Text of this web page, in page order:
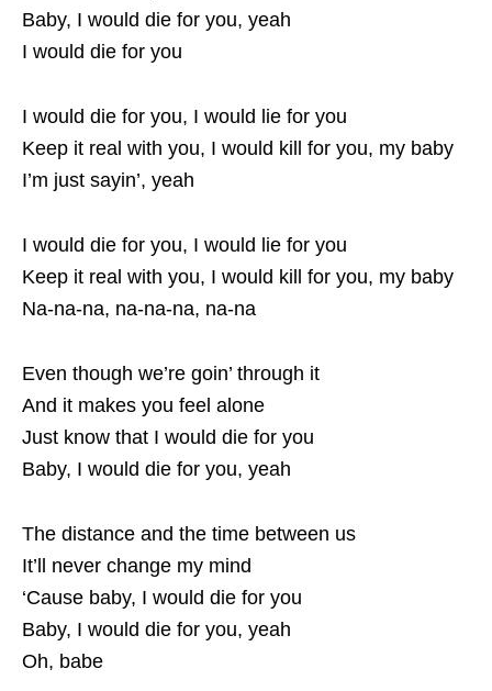
Baby, I would die for you, yeah
I would die for you
I would die for you, I would lie for you
Keep it real with you, I would kill for you, my baby
I’m just sayin’, yeah
I would die for you, I would lie for you
Keep it real with you, I would kill for you, my baby
Na-na-na, na-na-na, na-na
Even though we’re goin’ through it
And it makes you feel alone
Just know that I would die for you
Baby, I would die for you, yeah
The distance and the time between us
It’ll never change my mind
‘Cause baby, I would die for you
Baby, I would die for you, yeah
Oh, babe